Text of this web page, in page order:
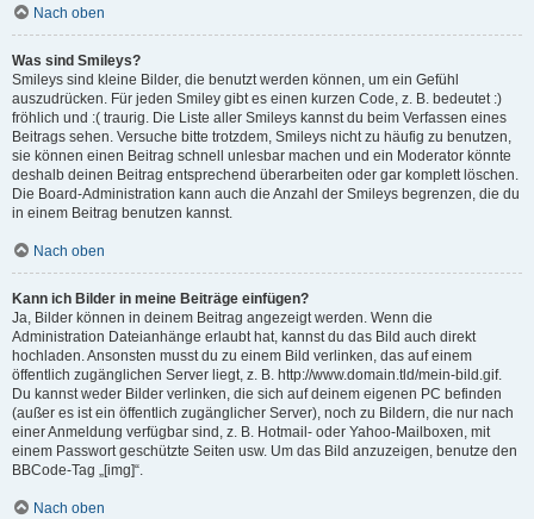
Nach oben
Was sind Smileys?
Smileys sind kleine Bilder, die benutzt werden können, um ein Gefühl
auszudrücken. Für jeden Smiley gibt es einen kurzen Code, z. B. bedeutet :)
fröhlich und :( traurig. Die Liste aller Smileys kannst du beim Verfassen eines
Beitrags sehen. Versuche bitte trotzdem, Smileys nicht zu häufig zu benutzen,
sie können einen Beitrag schnell unlesbar machen und ein Moderator könnte
deshalb deinen Beitrag entsprechend überarbeiten oder gar komplett löschen.
Die Board-Administration kann auch die Anzahl der Smileys begrenzen, die du
in einem Beitrag benutzen kannst.
Nach oben
Kann ich Bilder in meine Beiträge einfügen?
Ja, Bilder können in deinem Beitrag angezeigt werden. Wenn die
Administration Dateianhänge erlaubt hat, kannst du das Bild auch direkt
hochladen. Ansonsten musst du zu einem Bild verlinken, das auf einem
öffentlich zugänglichen Server liegt, z. B. http://www.domain.tld/mein-bild.gif.
Du kannst weder Bilder verlinken, die sich auf deinem eigenen PC befinden
(außer es ist ein öffentlich zugänglicher Server), noch zu Bildern, die nur nach
einer Anmeldung verfügbar sind, z. B. Hotmail- oder Yahoo-Mailboxen, mit
einem Passwort geschützte Seiten usw. Um das Bild anzuzeigen, benutze den
BBCode-Tag „[img]“.
Nach oben